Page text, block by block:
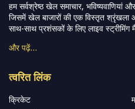
हम सर्वश्रेष्ठ खेल समाचार, भविष्यवाणियां
जिसमें खेल बाजारों की एक विस्तृत श्रृंखला
साथ-साथ प्रशंसकों के लिए लाइव स्ट्रीमिंग
और पढ़ें…
त्वरित लिंक
क्रिकेट